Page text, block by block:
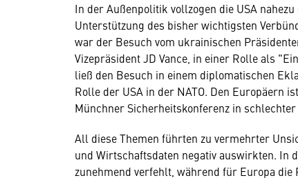
In der Außenpolitik vollzogen die USA
Unterstützung des bisher wichtigsten
war der Besuch vom ukrainischen
Vizepräsident JD Vance, in einer Rolle als
ließ den Besuch in einem diplomatischen
Rolle der USA in der NATO. Den Europäern
Münchner Sicherheitskonferenz in
All diese Themen führten zu vermehrter
und Wirtschaftsdaten negativ auswirkten. In
zunehmend verfehlt, während für Europa